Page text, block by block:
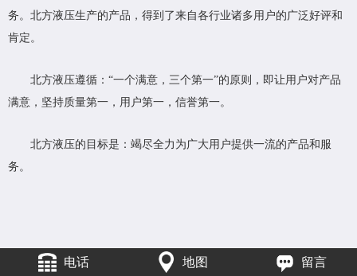
务。北方液压生产的产品，得到了来自各行业诸多用户的广泛好评和
肯定。
北方液压遵循：“一个满意，三个第一”的原则，即让用户对产品
满意，坚持质量第一，用户第一，信誉第一。
北方液压的目标是：竭尽全力为广大用户提供一流的产品和服
务。
电话 地图 留言